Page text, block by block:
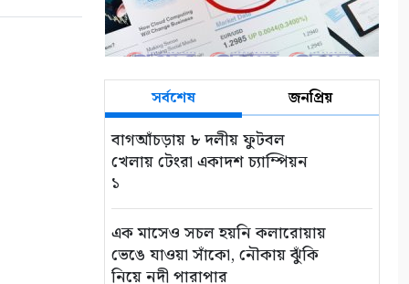
৮
নুরনগরে অপারেশনে রোগীর মৃত্যু,
ভুল চিকিৎসার অভিযোগ,
ঘটনাস্থলে পুলিশ
৯
দেবহাটায় পুলিশের অভিযানে ৩
জন গ্রেপ্তার, ৫ পিস ইয়াবা উদ্ধার
১০
সর্বশেষ জনপ্রিয়
বাগআঁচড়ায় ৮ দলীয় ফুটবল
খেলায় টেংরা একাদশ চ্যাম্পিয়ন
১
এক মাসেও সচল হয়নি কলারোয়ায়
ভেঙে যাওয়া সাঁকো, নৌকায় ঝুঁকি
নিয়ে নদী পারাপার